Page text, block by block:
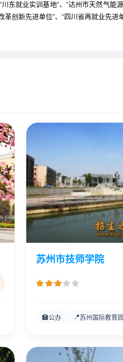
东就业实训基地”、“达州市天然气
革创新先进单位”、“四川省再就业先进
苏州市技师学院
🏫公办 📍苏州国际教育